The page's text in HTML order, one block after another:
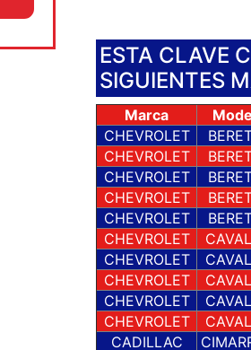
ESTA CLAVE
SIGUIENTES
Marca
CHEVROLET
CHEVROLET
CHEVROLET
CHEVROLET
CHEVROLET
CHEVROLET
CHEVROLET
CHEVROLET
CHEVROLET
CHEVROLET
CADILLAC